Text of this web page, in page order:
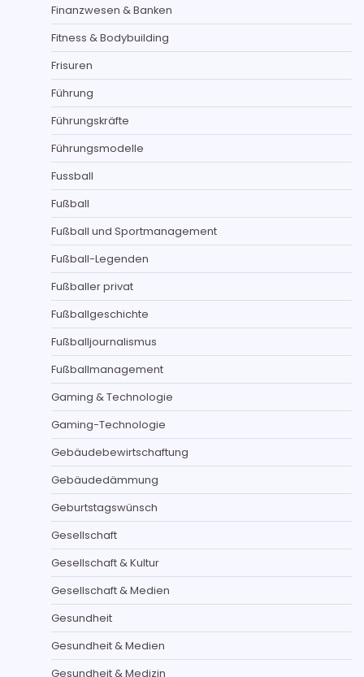
Finanzwesen & Banken
Fitness & Bodybuilding
Frisuren
Führung
Führungskräfte
Führungsmodelle
Fussball
Fußball
Fußball und Sportmanagement
Fußball-Legenden
Fußballer privat
Fußballgeschichte
Fußballjournalismus
Fußballmanagement
Gaming & Technologie
Gaming-Technologie
Gebäudebewirtschaftung
Gebäudedämmung
Geburtstagswünsch
Gesellschaft
Gesellschaft & Kultur
Gesellschaft & Medien
Gesundheit
Gesundheit & Medien
Gesundheit & Medizin